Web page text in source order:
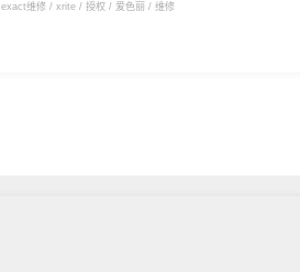
exact维修/ xrite/ 授权/ 爱色丽 / 维修